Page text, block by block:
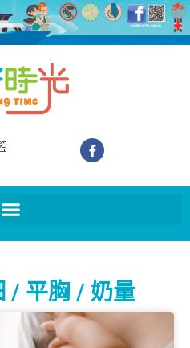
/ 平胸 / 奶量